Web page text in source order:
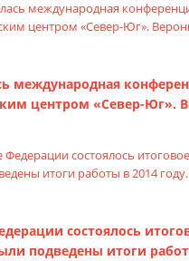
международная
центром «Север-Юг».
состоялось
подведены итоги